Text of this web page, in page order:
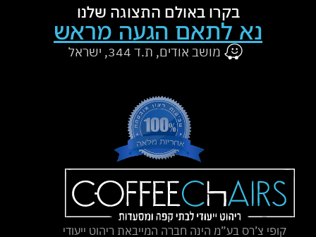
קופי צ’רס בע”מ הינה חברה המייבאת ריהוט ייעודי
בקרו באולם התצוגה שלנו
נא לתאם הגעה מראש
מושב אודים, ת.ד 344, ישראל